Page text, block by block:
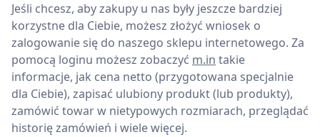
Jeśli chcesz, aby zakupy u nas były jeszcze bardziej
korzystne dla Ciebie, możesz złożyć wniosek o
zalogowanie się do naszego sklepu internetowego. Za
pomocą loginu możesz zobaczyć m.in takie
informacje, jak cena netto (przygotowana specjalnie
dla Ciebie), zapisać ulubiony produkt (lub produkty),
zamówić towar w nietypowych rozmiarach, przeglądać
historię zamówień i wiele więcej.